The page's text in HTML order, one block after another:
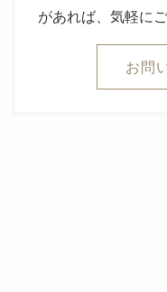
があれば、気軽に
お問